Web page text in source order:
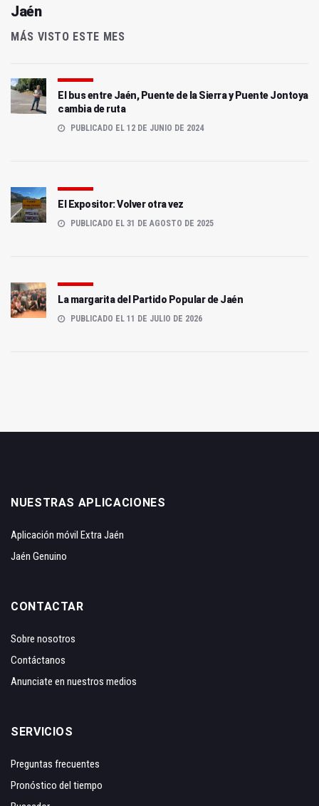
Jaén
MÁS VISTO ESTE MES
El bus entre Jaén, Puente de la Sierra y Puente Jontoya
cambia de ruta
PUBLICADO EL 12 DE JUNIO DE 2024
El Expositor: Volver otra vez
PUBLICADO EL 31 DE AGOSTO DE 2025
La margarita del Partido Popular de Jaén
PUBLICADO EL 11 DE JULIO DE 2026
NUESTRAS APLICACIONES
Aplicación móvil Extra Jaén
Jaén Genuino
CONTACTAR
Sobre nosotros
Contáctanos
Anunciate en nuestros medios
SERVICIOS
Preguntas frecuentes
Pronóstico del tiempo